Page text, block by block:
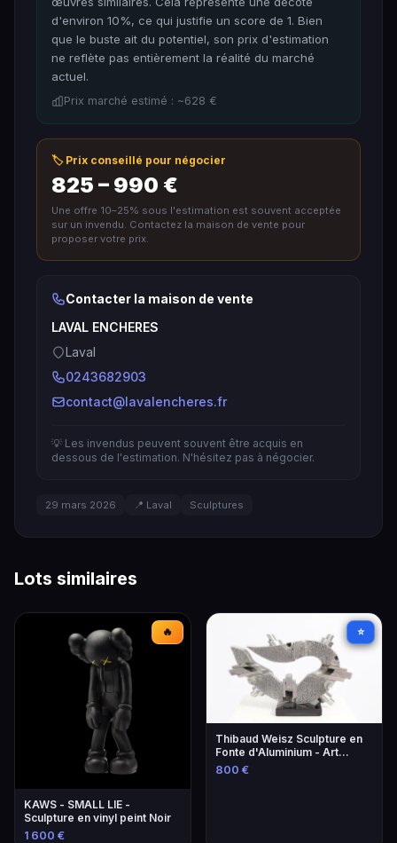
d'environ 10%, ce qui justifie un score de 1. Bien
que le buste ait du potentiel, son prix d'estimation
ne reflète pas entièrement la réalité du marché
actuel.
Prix marché estimé : ~628 €
🏷️ Prix conseillé pour négocier
825 – 990 €
Une offre 10–25% sous l'estimation est souvent acceptée
sur un invendu. Contactez la maison de vente pour
proposer votre prix.
Contacter la maison de vente
LAVAL ENCHERES
Laval
0243682903
contact@lavalencheres.fr
💡 Les invendus peuvent souvent être acquis en
dessous de l'estimation. N'hésitez pas à négocier.
29 mars 2026 📍 Laval Sculptures
Lots similaires
🔥
KAWS - SMALL LIE -
Sculpture en vinyl peint Noir
1 600 €
⭐
Thibaud Weisz Sculpture en
Fonte d'Aluminium - Art
Contemporain
800 €